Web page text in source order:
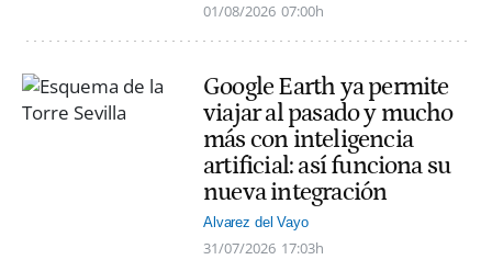
01/08/2026 07:00h
Google Earth ya permite
viajar al pasado y mucho
más con inteligencia
artificial: así funciona su
nueva integración
Alvarez del Vayo
31/07/2026 17:03h